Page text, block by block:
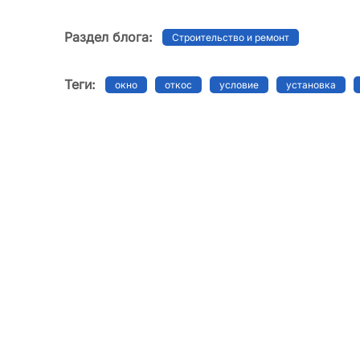
Раздел блога: Строительство и ремонт
Теги: окно откос условие установка